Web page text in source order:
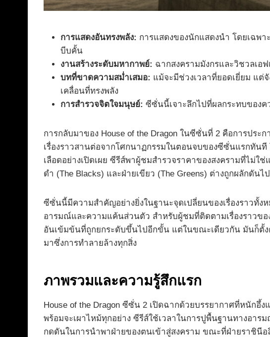
การแสดงอันทรงพลัง: การแสดงของนักแสดงนำ โดยเฉพา
บีบคั้น
งานสร้างระดับมหากาพย์: ฉากสงครามมังกรและวิชวลเอ
บทที่ขาดความสม่ำเสมอ: แม้จะมีช่วงเวลาที่ยอดเยี่ยม แต่
เคลื่อนที่ทรงพลัง
การสำรวจจิตใจมนุษย์: ซีซั่นนี้เจาะลึกไปที่ผลกระทบของ
การกลับมาของ House of the Dragon ในซีซั่นที่ 2 คือการประก
เรื่องราวสานต่อจากโศกนาฏกรรมในตอนจบของซีซั่นแรกทันที
เลือดอย่างเปิดเผย ซีรีส์พาผู้ชมสำรวจราคาของสงครามที่ไ
ดำ (The Blacks) และฝ่ายเขียว (The Greens) ต่างถูกผลักดั
ซีซั่นนี้มีความสำคัญอย่างยิ่งในฐานะจุดเปลี่ยนของเรื่องราวทั้
อารมณ์และความแค้นส่วนตัว สำหรับผู้ชมที่ติดตามเรื่องราวข
อันเข้มข้นที่ถูกยกระดับขึ้นไปอีกขั้น แต่ในขณะเดียวกัน มันก็ตั้ง
มาซึ่งการทำลายล้างทุกสิ่ง
ภาพรวมและความรู้สึกแรก
House of the Dragon ซีซั่น 2 เปิดฉากด้วยบรรยากาศที่หนักอึ้
พร้อมจะเผาไหม้ทุกอย่าง ซีรีส์ใช้เวลาในการปูพื้นฐานทางอา
กดดันในการนำพาฝ่ายของตนเข้าสู่สงคราม ขณะที่ฝ่ายราชินี